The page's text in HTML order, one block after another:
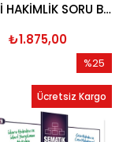
YETKİ ADLİ HAKİMLİK SORU BANKASI SETİ 2026
₺1.875,00
%25
İndirim
Ücretsiz Kargo